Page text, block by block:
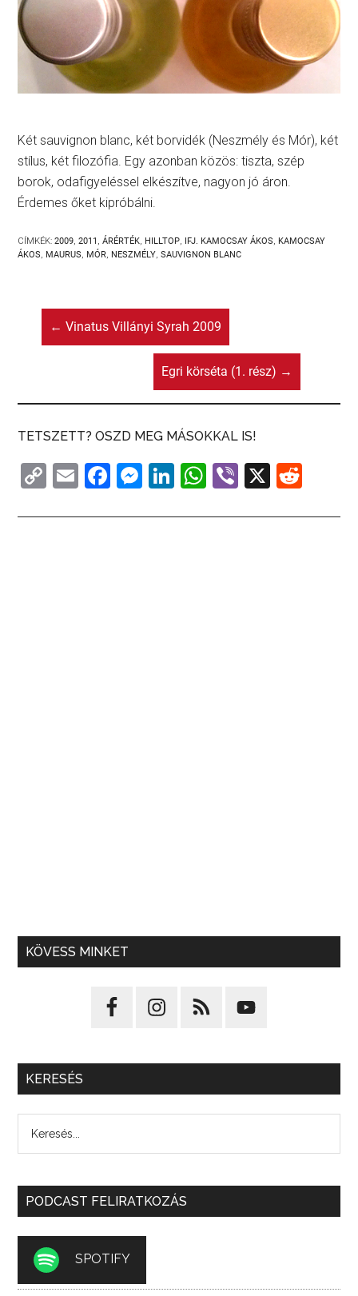
Két sauvignon blanc, két borvidék (Neszmély és Mór), két
stílus, két filozófia. Egy azonban közös: tiszta, szép
borok, odafigyeléssel elkészítve, nagyon jó áron.
Érdemes őket kipróbálni.
CÍMKÉK:2009,2011 ,ÁRÉRTÉK, HILLTOP, IFJ. KAMOCSAY ÁKOS, KAMOCSAY
ÁKOS, MAURUS, MÓR, NESZMÉLY,SAUVIGNON BLANC
← Vinatus Villányi Syrah 2009
Egri körséta (1. rész) →
TETSZETT? OSZD MEG MÁSOKKAL IS!
C
p
E
ai
F
c
M
s
Li
k
W
at
Vi
er
X
d
KÖVESS MINKET
KERESÉS
PODCAST FELIRATKOZÁS
SPOTIFY